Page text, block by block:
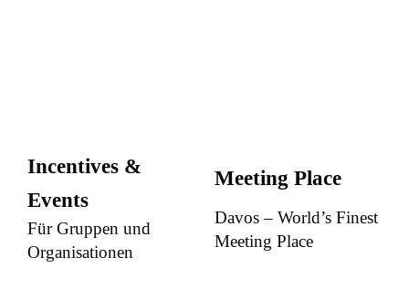
Incentives &
Events
Für Gruppen und
Organisationen
Meeting Place
Davos – World’s Finest
Meeting Place